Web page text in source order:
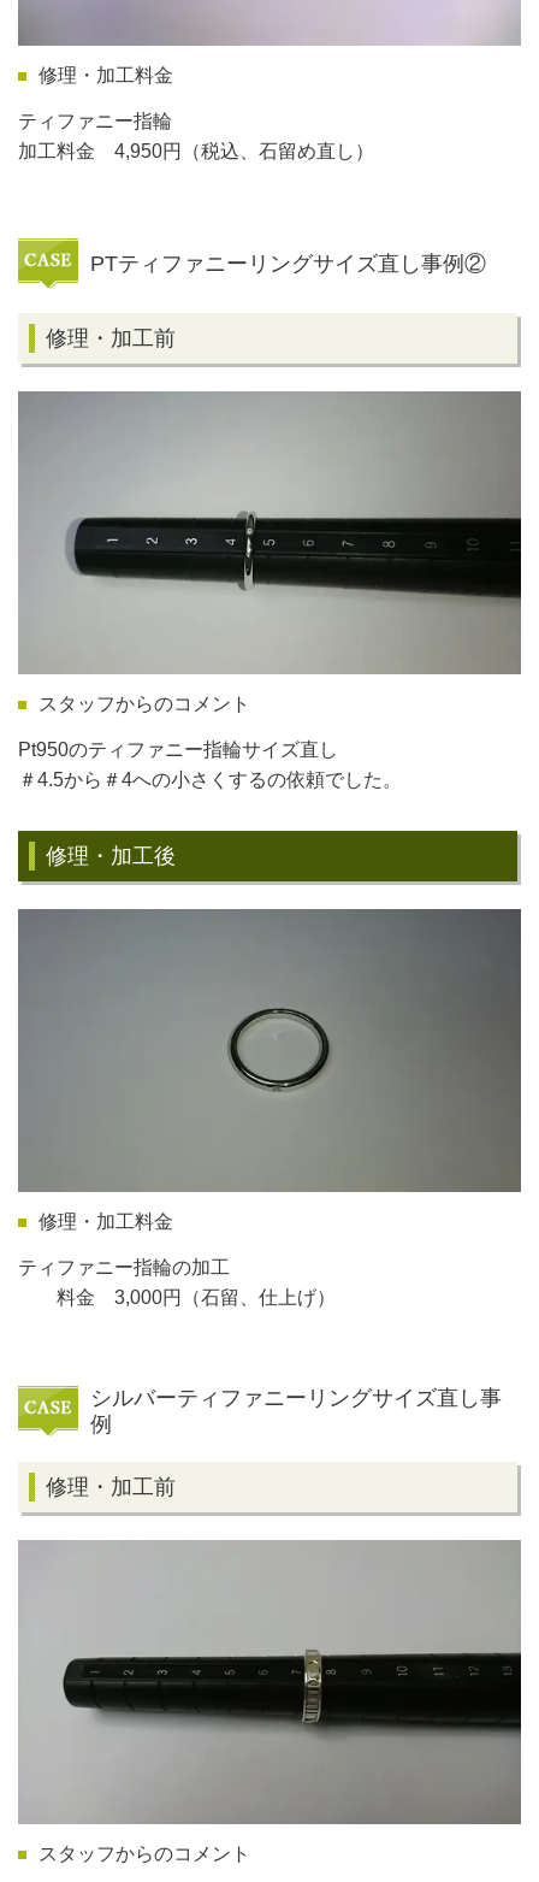
修理・加工料金
ティファニー指輪
加工料金 4,950円（税込、石留め直し）
PTティファニーリングサイズ直し事例②
修理・加工前
スタッフからのコメント
Pt950のティファニー指輪サイズ直し
＃4.5から＃4への小さくするの依頼でした。
修理・加工後
修理・加工料金
ティファニー指輪の加工
料金 3,000円（石留、仕上げ）
シルバーティファニーリングサイズ直し事
例
修理・加工前
スタッフからのコメント